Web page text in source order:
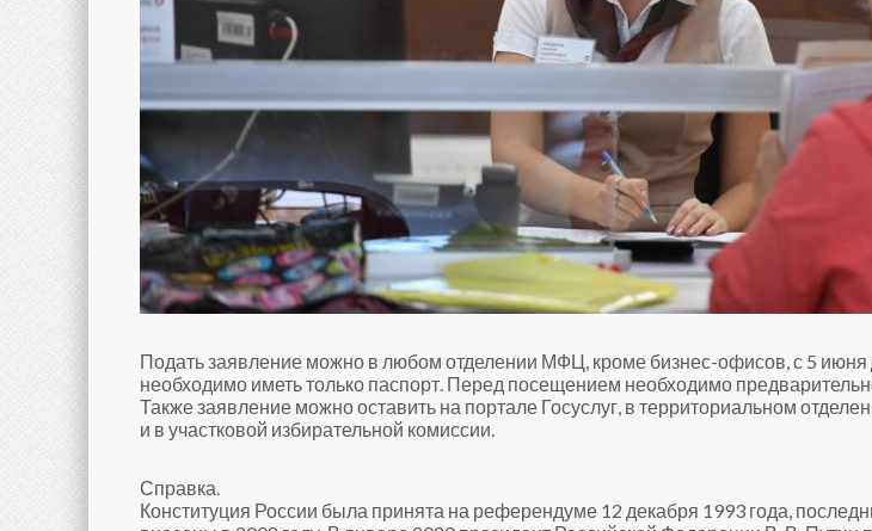
Подать заявление можно в любом отделении МФЦ, кроме бизнес-офисов, с 5 июня
необходимо иметь только паспорт. Перед посещением необходимо
Также заявление можно оставить на портале Госуслуг, в территориальном
и в участковой избирательной комиссии.
Справка.
Конституция России была принята на референдуме 12 декабря 1993 года,